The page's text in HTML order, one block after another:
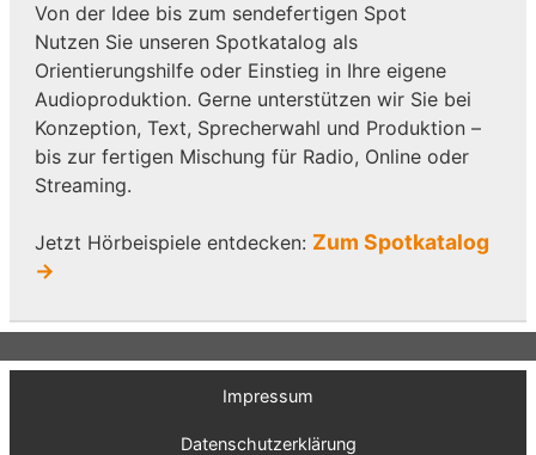
Von der Idee bis zum sendefertigen Spot
Nutzen Sie unseren Spotkatalog als
Orientierungshilfe oder Einstieg in Ihre eigene
Audioproduktion. Gerne unterstützen wir Sie bei
Konzeption, Text, Sprecherwahl und Produktion –
bis zur fertigen Mischung für Radio, Online oder
Streaming.
Jetzt Hörbeispiele entdecken: Zum Spotkatalog
→
Impressum
Datenschutzerklärung